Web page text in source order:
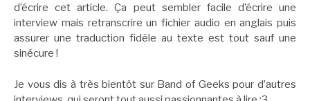
d’écrire cet article. Ça peut sembler facile d’écrire une
interview mais retranscrire un fichier audio en anglais puis
assurer une traduction fidèle au texte est tout sauf une
sinécure !
Je vous dis à très bientôt sur Band of Geeks pour d’autres